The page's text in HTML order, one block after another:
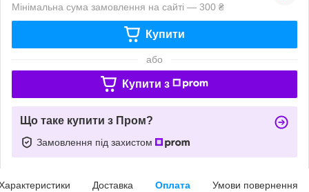
Мінімальна сума замовлення на сайті — 300 ₴
Купити
або
Купити з
Що таке купити з Пром?
Замовлення під захистом
Доставка Оплата Умови повернення